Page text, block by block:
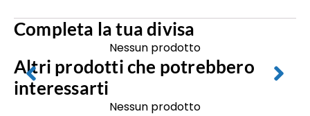
Completa la tua divisa
Nessun prodotto
Altri prodotti che potrebbero
interessarti
Nessun prodotto